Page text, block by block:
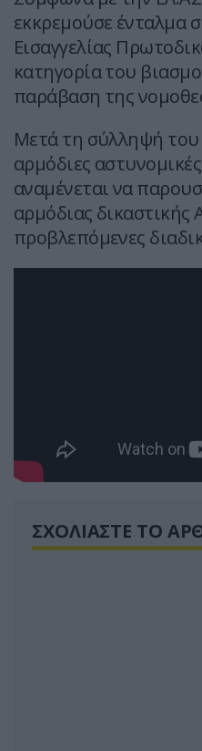
εκκρεμούσε ένταλμα
Εισαγγελίας
κατηγορία του
παράβαση της
Μετά τη σύλληψή του
αρμόδιες
αναμένεται να
αρμόδιας δικαστικής
προβλεπόμενες
ΣΧΟΛΙΑΣΤΕ ΤΟ